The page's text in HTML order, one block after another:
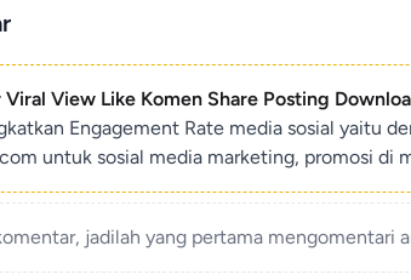
Viral View Like Komen Share Posting
Engagement Rate media sosial yaitu
untuk sosial media marketing, promosi di
jadilah yang pertama mengomentari